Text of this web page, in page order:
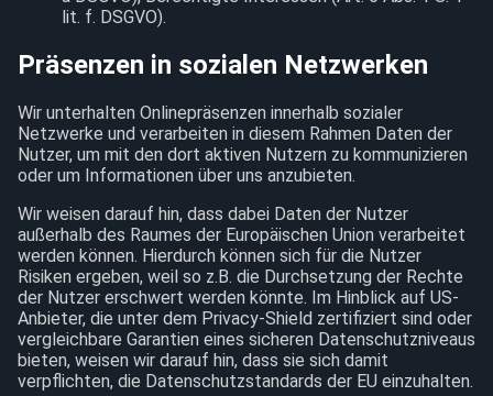
lit. f. DSGVO).
Präsenzen in sozialen Netzwerken
Wir unterhalten Onlinepräsenzen innerhalb sozialer
Netzwerke und verarbeiten in diesem Rahmen Daten der
Nutzer, um mit den dort aktiven Nutzern zu kommunizieren
oder um Informationen über uns anzubieten.
Wir weisen darauf hin, dass dabei Daten der Nutzer
außerhalb des Raumes der Europäischen Union verarbeitet
werden können. Hierdurch können sich für die Nutzer
Risiken ergeben, weil so z.B. die Durchsetzung der Rechte
der Nutzer erschwert werden könnte. Im Hinblick auf US-
Anbieter, die unter dem Privacy-Shield zertifiziert sind oder
vergleichbare Garantien eines sicheren Datenschutzniveaus
bieten, weisen wir darauf hin, dass sie sich damit
verpflichten, die Datenschutzstandards der EU einzuhalten.